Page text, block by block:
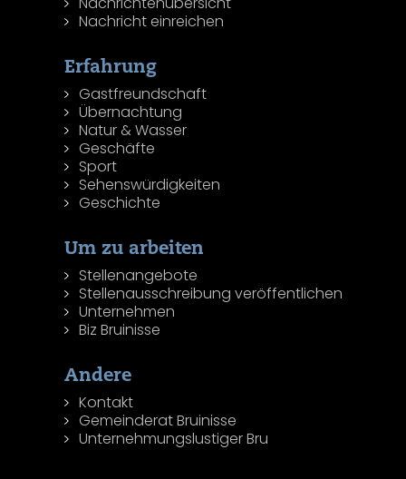
Nachricht einreichen
Erfahrung
Gastfreundschaft
Übernachtung
Natur & Wasser
Geschäfte
Sport
Sehenswürdigkeiten
Geschichte
Um zu arbeiten
Stellenangebote
Stellenausschreibung veröffentlichen
Unternehmen
Biz Bruinisse
Andere
Kontakt
Gemeinderat Bruinisse
Unternehmungslustiger Bru